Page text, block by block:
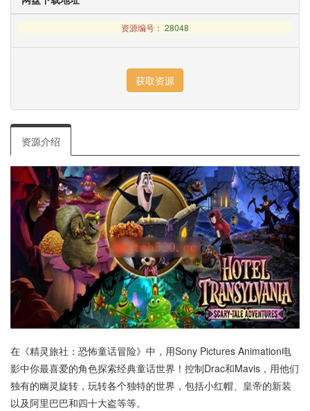
资源编号： 28048
资源介绍
在《精灵旅社：恐怖童话冒险》中，用Sony Pictures Animation电
影中你最喜爱的角色探索经典童话世界！控制Drac和Mavis，用他们
独有的幽灵旋转，玩转各个独特的世界，包括小红帽、皇帝的新装
以及阿里巴巴和四十大盗等等。